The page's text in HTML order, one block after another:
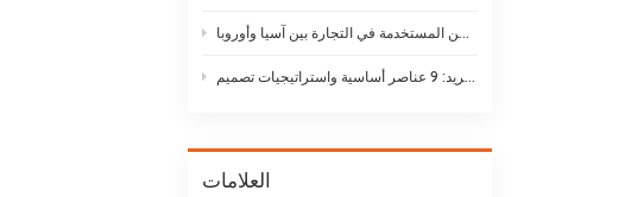
أنواع طائرات الشحن: دليل لأنواع طائرات الشحن المستخدمة في التجارة بين آسيا وأوروبا
حلول لوجستيات سلسلة التبريد: 9 عناصر أساسية واستراتيجيات تصميم
العلامات